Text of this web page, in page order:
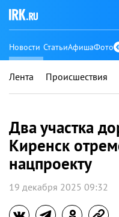
Новости СтатьиАфишаФото
Лента Происшествия
Два участка
Киренск
нацпроекту
19 декабря 2025 09:32